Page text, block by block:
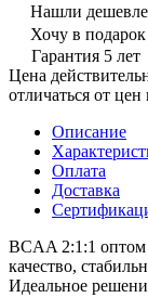
Нашли
Хочу в подарок
Гарантия 5 лет
Цена
отличаться от
Описание
Оплата
Доставка
BCAA 2:1:1 оптом
качество,
Идеальное